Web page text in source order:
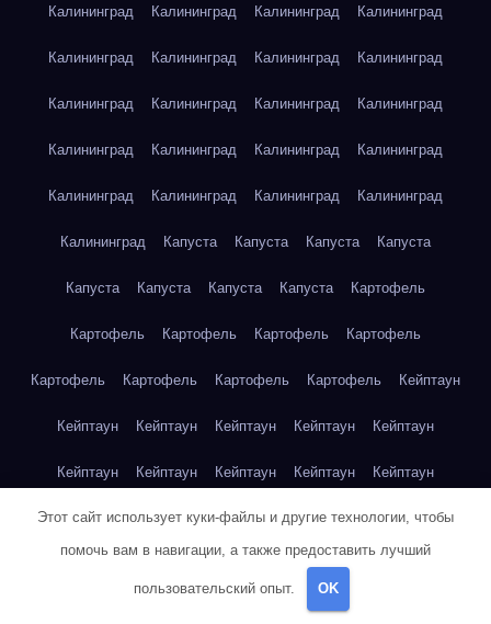
Калининград Калининград Калининград Калининград
Калининград Калининград Калининград Калининград
Калининград Калининград Калининград Калининград
Калининград Калининград Калининград Калининград
Калининград Калининград Калининград Калининград
Калининград Капуста Капуста Капуста Капуста
Капуста Капуста Капуста Капуста Картофель
Картофель Картофель Картофель Картофель
Картофель Картофель Картофель Картофель Кейптаун
Кейптаун Кейптаун Кейптаун Кейптаун Кейптаун
Кейптаун Кейптаун Кейптаун Кейптаун Кейптаун
Кейптаун Кейптаун Кейптаун Кейптаун Кейптаун
Кейптаун
Клубника
Этот сайт использует куки-файлы и другие технологии, чтобы
помочь вам в навигации, а также предоставить лучший
пользовательский опыт. OK